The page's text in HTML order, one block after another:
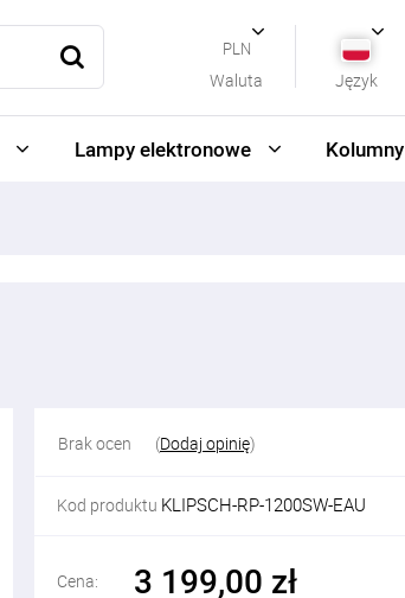
Waluta
PLN
Język
Lampy elektronowe Kolumny
Brak ocen (Dodaj opinię)
Kod produktu KLIPSCH-RP-1200SW-EAU
Cena: 3 199,00 zł